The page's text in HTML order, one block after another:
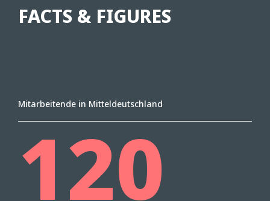
FACTS & FIGURES
Mitarbeitende in Mitteldeutschland
120